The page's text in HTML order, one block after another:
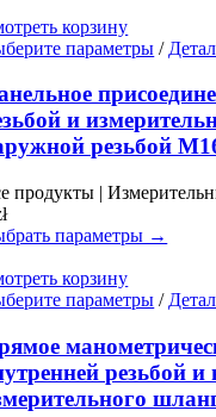
корзину
параметры Этот
имеет
Опции
/
и
резьбой
продукты |
параметры →
корзину
параметры Этот
имеет
Опции
/
резьбой